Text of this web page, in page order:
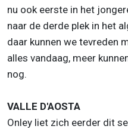
nu ook eerste in het
naar de derde plek in het
daar kunnen we tevreden
alles vandaag, meer
nog.
VALLE D'AOSTA
Onley liet zich eerder dit